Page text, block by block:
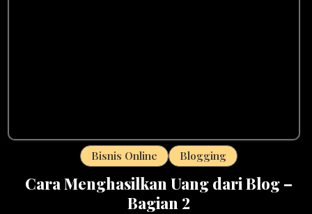
Bisnis Online Blogging
Cara Menghasilkan Uang dari Blog –
Bagian 2